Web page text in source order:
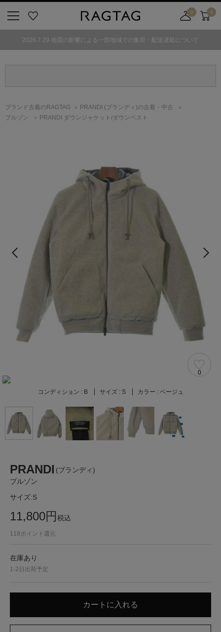
気
0
舗
カ
ト
0
2026.7.29 地震の影響による一部地域での集荷・配送遅延について
ブランド古着のRAGTAG PRANDI (プランディ)の古着・中古
ブルゾン
PRANDI ダウンジャケット/ダウンベスト
0
コンディション : B サイズ : S カラー : ベージュ
PRANDI (プランディ)
ブルゾン
サイズ:S
11,800円税込
118ポイント還元
在庫あり
1-2日出荷予定